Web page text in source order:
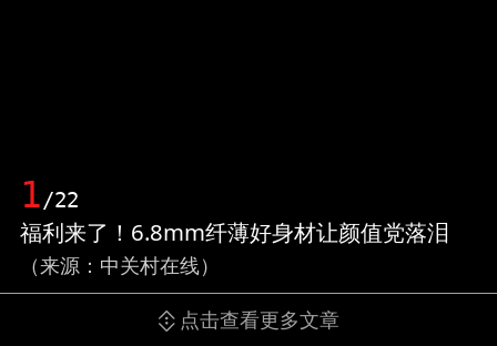
1/22
福利来了！6.8mm纤薄好身材让颜值党落泪
（来源：中关村在线）
点击查看更多文章